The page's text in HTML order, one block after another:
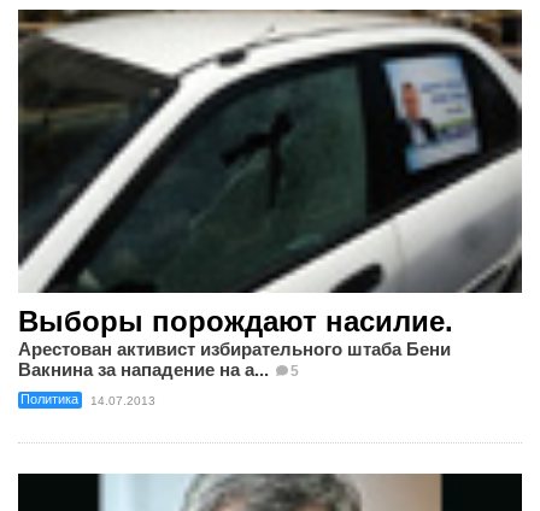
Выборы порождают насилие.
Арестован активист избирательного штаба Бени
Вакнина за нападение на а...
5
Политика 14.07.2013